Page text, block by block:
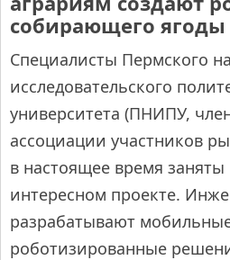
собирающего ягоды
Специалисты Пермского
исследовательского
университета (ПНИПУ,
ассоциации участников
в настоящее время заняты
интересном проекте.
разрабатывают
роботизированные